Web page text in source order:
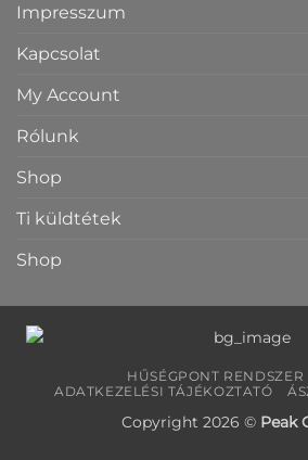
Impresszum
Kapcsolat
My Account
Rólunk
Shop
Ti küldtétek
Shop
HŰSÉGPONT RENDSZER
ADATKEZELÉSI TÁJÉKOZTATÓ
Copyright 2026 © Peak